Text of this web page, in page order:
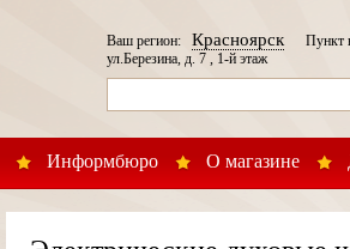
Информбюро О магазине
Ваш регион:КрасноярскПункт
ул.Березина, д. 7 , 1-й этаж